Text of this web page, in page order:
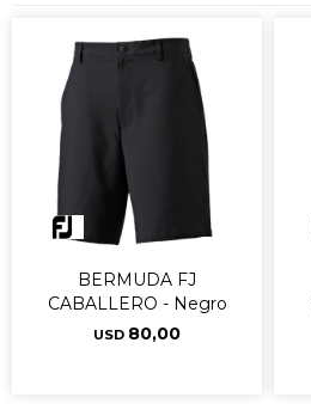
BERMUDA FJ
CABALLERO - Negro
USD 80,00